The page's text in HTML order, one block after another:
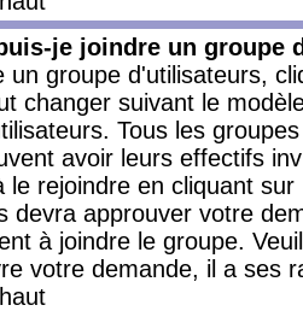
je joindre un groupe
un groupe d'utilisateurs,
changer suivant le
Tous les
avoir leurs effectifs
le rejoindre en cliquant
devra approuver votre
à joindre le groupe.
votre demande, il a ses